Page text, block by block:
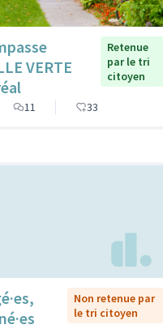
VERTE
Retenue
par le tri
citoyen
11 33
Non retenue par
le tri citoyen